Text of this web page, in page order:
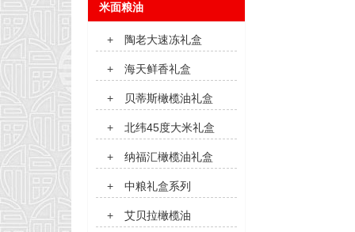
米面粮油
+ 陶老大速冻礼盒
+ 海天鲜香礼盒
+ 贝蒂斯橄榄油礼盒
+ 北纬45度大米礼盒
+ 纳福汇橄榄油礼盒
+ 中粮礼盒系列
+ 艾贝拉橄榄油